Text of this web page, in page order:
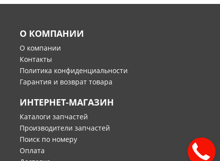
О КОМПАНИИ
О компании
Контакты
Политика конфиденциальности
Гарантия и возврат товара
ИНТЕРНЕТ-МАГАЗИН
Каталоги запчастей
Производители запчастей
Поиск по номеру
Оплата